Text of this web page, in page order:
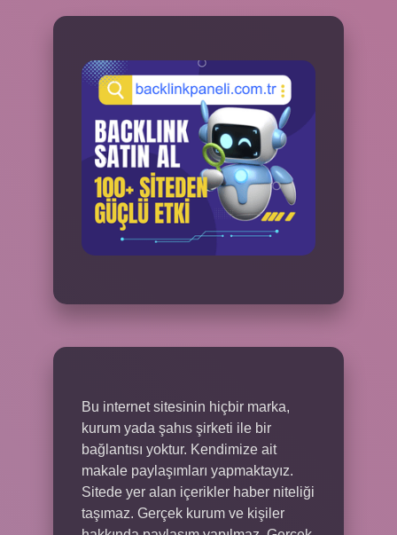
Bu internet sitesinin hiçbir marka,
kurum yada şahıs şirketi ile bir
bağlantısı yoktur. Kendimize ait
makale paylaşımları yapmaktayız.
Sitede yer alan içerikler haber niteliği
taşımaz. Gerçek kurum ve kişiler